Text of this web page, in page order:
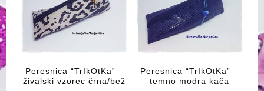
Peresnica “TrIkOtKa” –
živalski vzorec črna/bež
Peresnica “TrIkOtKa” –
temno modra kača